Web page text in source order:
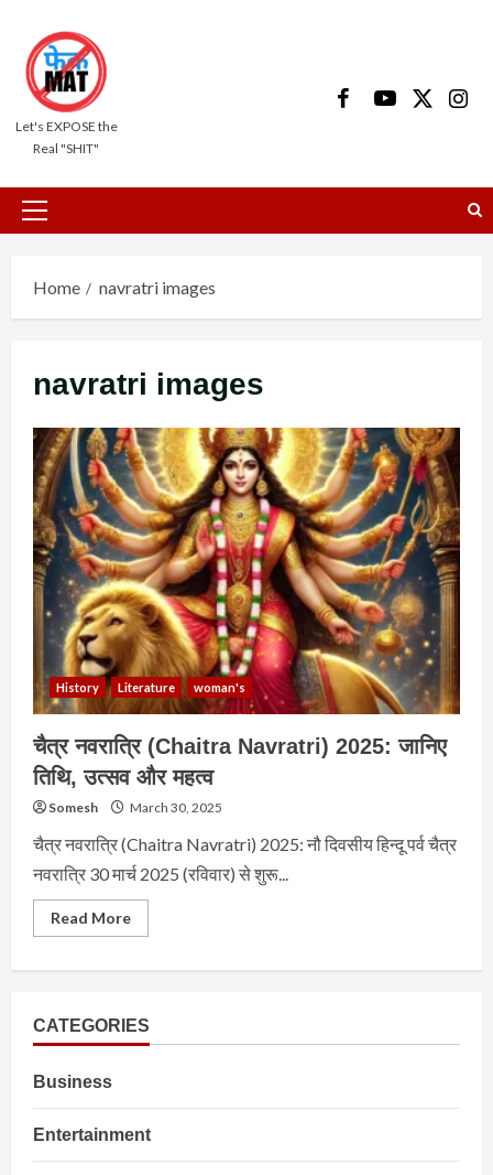
content
Let's EXPOSE the
Real "SHIT"
FacebookYoutube
X
Primary
Home navratri images
navratri images
History Literature woman's
चैत्र नवरात्रि (Chaitra Navratri) 2025: जानिए
तिथि, उत्सव और महत्व
Somesh March 30, 2025
चैत्र नवरात्रि (Chaitra Navratri) 2025: नौ दिवसीय हिन्दू पर्व चैत्र
नवरात्रि 30 मार्च 2025 (रविवार) से शुरू...
Read MoreRead
more
2025:
जानिए
CATEGORIES
Business
Entertainment